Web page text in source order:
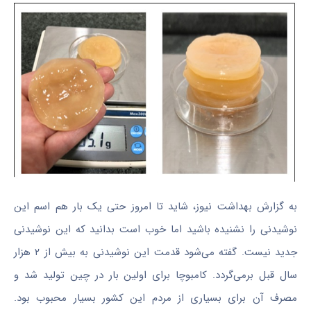
به گزارش بهداشت نیوز، شاید تا امروز حتی یک بار هم اسم این
نوشیدنی را نشنیده باشید اما خوب است بدانید که این نوشیدنی
جدید نیست. گفته می‌شود قدمت این نوشیدنی به بیش از ۲ هزار
سال قبل برمی‌گردد. کامبوچا برای اولین بار در چین تولید شد و
مصرف آن برای بسیاری از مردم این کشور بسیار محبوب بود.